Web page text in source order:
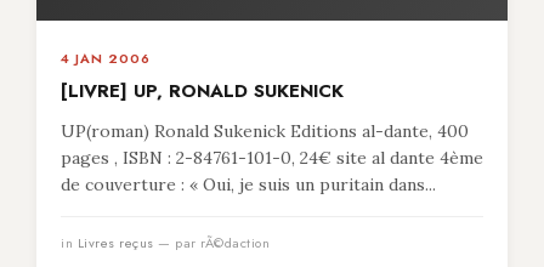
4 JAN 2006
[LIVRE] UP, RONALD SUKENICK
UP(roman) Ronald Sukenick Editions al-dante, 400
pages , ISBN : 2-84761-101-0, 24€ site al dante 4ème
de couverture : « Oui, je suis un puritain dans...
in Livres reçus — par rÃ©daction